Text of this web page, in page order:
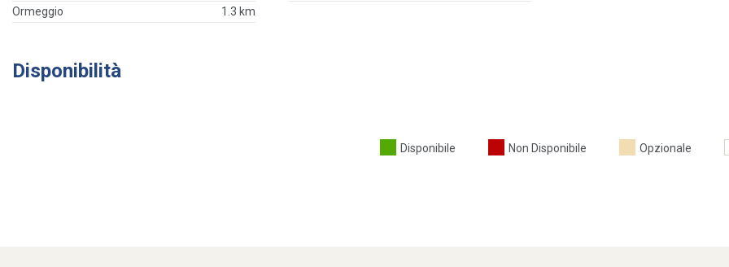
Ormeggio
1.3 km
Disponibilità
Disponibile Non Disponibile Opzionale